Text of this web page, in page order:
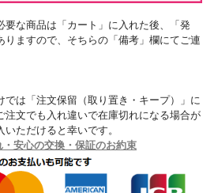
な商品は「カート」に入れた後、「発
りますので、そちらの「備考」欄にてご連
は「注文保留（取り置き・キープ）」に
注文でも入れ違いで在庫切れになる場合が
ただけると幸いです。
安心の交換・保証のお約束